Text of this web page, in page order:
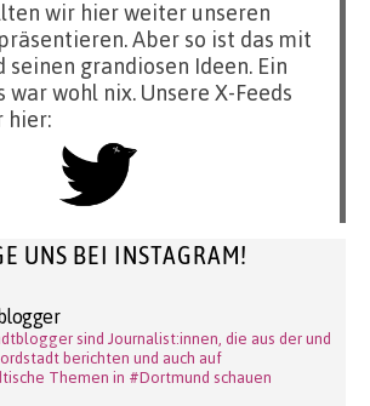
wir hier weiter unseren
Aber so ist das mit
seinen grandiosen Ideen. Ein
war wohl nix. Unsere X-Feeds
hier:
UNS BEI INSTAGRAM!
sind Journalist:innen, die aus der und
berichten und auch auf
Themen in #Dortmund schauen